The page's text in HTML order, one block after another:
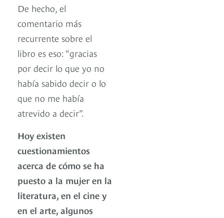
De hecho, el
comentario más
recurrente sobre el
libro es eso: “gracias
por decir lo que yo no
había sabido decir o lo
que no me había
atrevido a decir”.
Hoy existen
cuestionamientos
acerca de cómo se ha
puesto a la mujer en la
literatura, en el cine y
en el arte, algunos